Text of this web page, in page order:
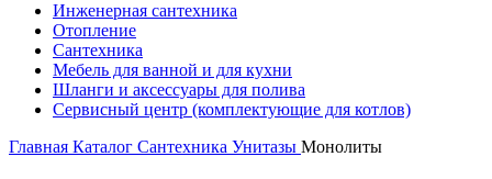
Инженерная сантехника
Отопление
Сантехника
Мебель для ванной и для кухни
Шланги и аксессуары для полива
Сервисный центр (комплектующие для котлов)
Главная Каталог Сантехника Унитазы Монолиты